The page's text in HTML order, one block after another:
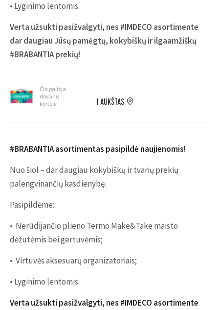
• Lyginimo lentomis.
Verta užsukti pasižvalgyti, nes #IMDECO asortimente
dar daugiau Jūsų pamėgtų, kokybiškų ir ilgaamžiškų
#BRABANTIA prekių!
Čia galioja
dovanų
kortelė
1 AUKŠTAS
#BRABANTIA asortimentas pasipildė naujienomis!
Nuo šiol – dar daugiau kokybiškų ir tvarių prekių
palengvinančių kasdienybę.
Pasipildėme:
• Nerūdijančio plieno Termo Make&Take maisto
dėžutėmis bei gertuvėmis;
• Virtuvės aksesuarų organizatoriais;
• Lyginimo lentomis.
Verta užsukti pasižvalgyti, nes #IMDECO asortimente